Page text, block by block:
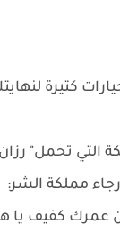
كتيرة
التي تحمل"
مملكة الشر:
عمرك كفيف يا